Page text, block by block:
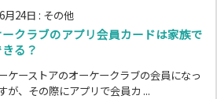
月24日 : その他
クラブのアプリ会員カードは家族で
る？
ケーストアのオーケークラブの会員になっ
が、その際にアプリで会員カ ...